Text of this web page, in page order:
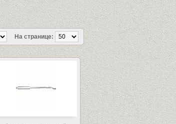
На странице: